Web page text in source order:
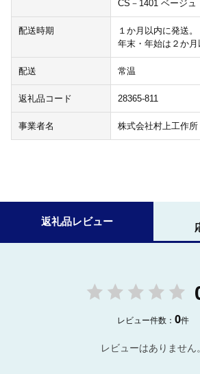
CS－1401 ベージュ
配送時期
１か月以内に発送。
年末・年始は２か月
配送 常温
返礼品コード 28365-811
事業者名 株式会社村上工作所
返礼品レビュー
レビュー件数：0件
レビューはありません。